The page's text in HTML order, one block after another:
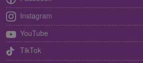
Instagram
YouTube
TikTok